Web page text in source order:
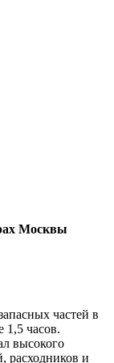
Москвы
частей в
1,5 часов.
высокого
расходников и